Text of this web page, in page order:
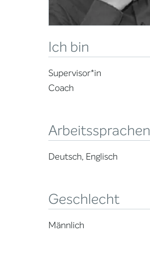
Ich bin
Supervisor*in
Coach
Arbeitssprachen
Deutsch, Englisch
Geschlecht
Männlich